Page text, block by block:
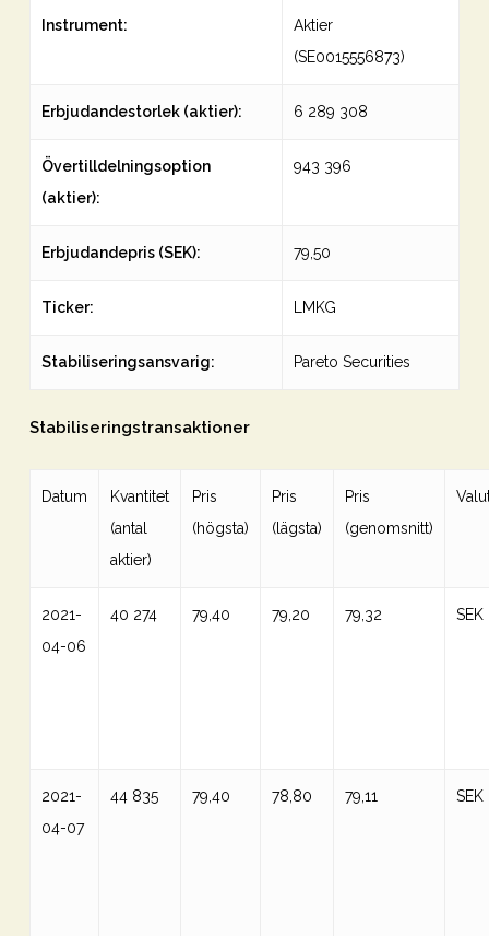
Instrument:
Aktier
(SE0015556873)
Erbjudandestorlek (aktier): 6 289 308
Övertilldelningsoption
(aktier):
943 396
Erbjudandepris (SEK): 79,50
Ticker: LMKG
Stabiliseringsansvarig: Pareto Securities
Stabiliseringstransaktioner
Datum
Kvantitet
(antal
aktier)
Pris
(högsta)
Pris
(lägsta)
Pris
(genomsnitt)
2021-
04-06
40 274 79,40 79,20 79,32 SEK
2021-
04-07
44 835 79,40 78,80 79,11 SEK